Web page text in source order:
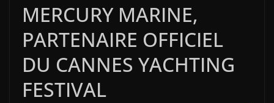
MERCURY MARINE,
PARTENAIRE OFFICIEL
DU CANNES YACHTING
FESTIVAL